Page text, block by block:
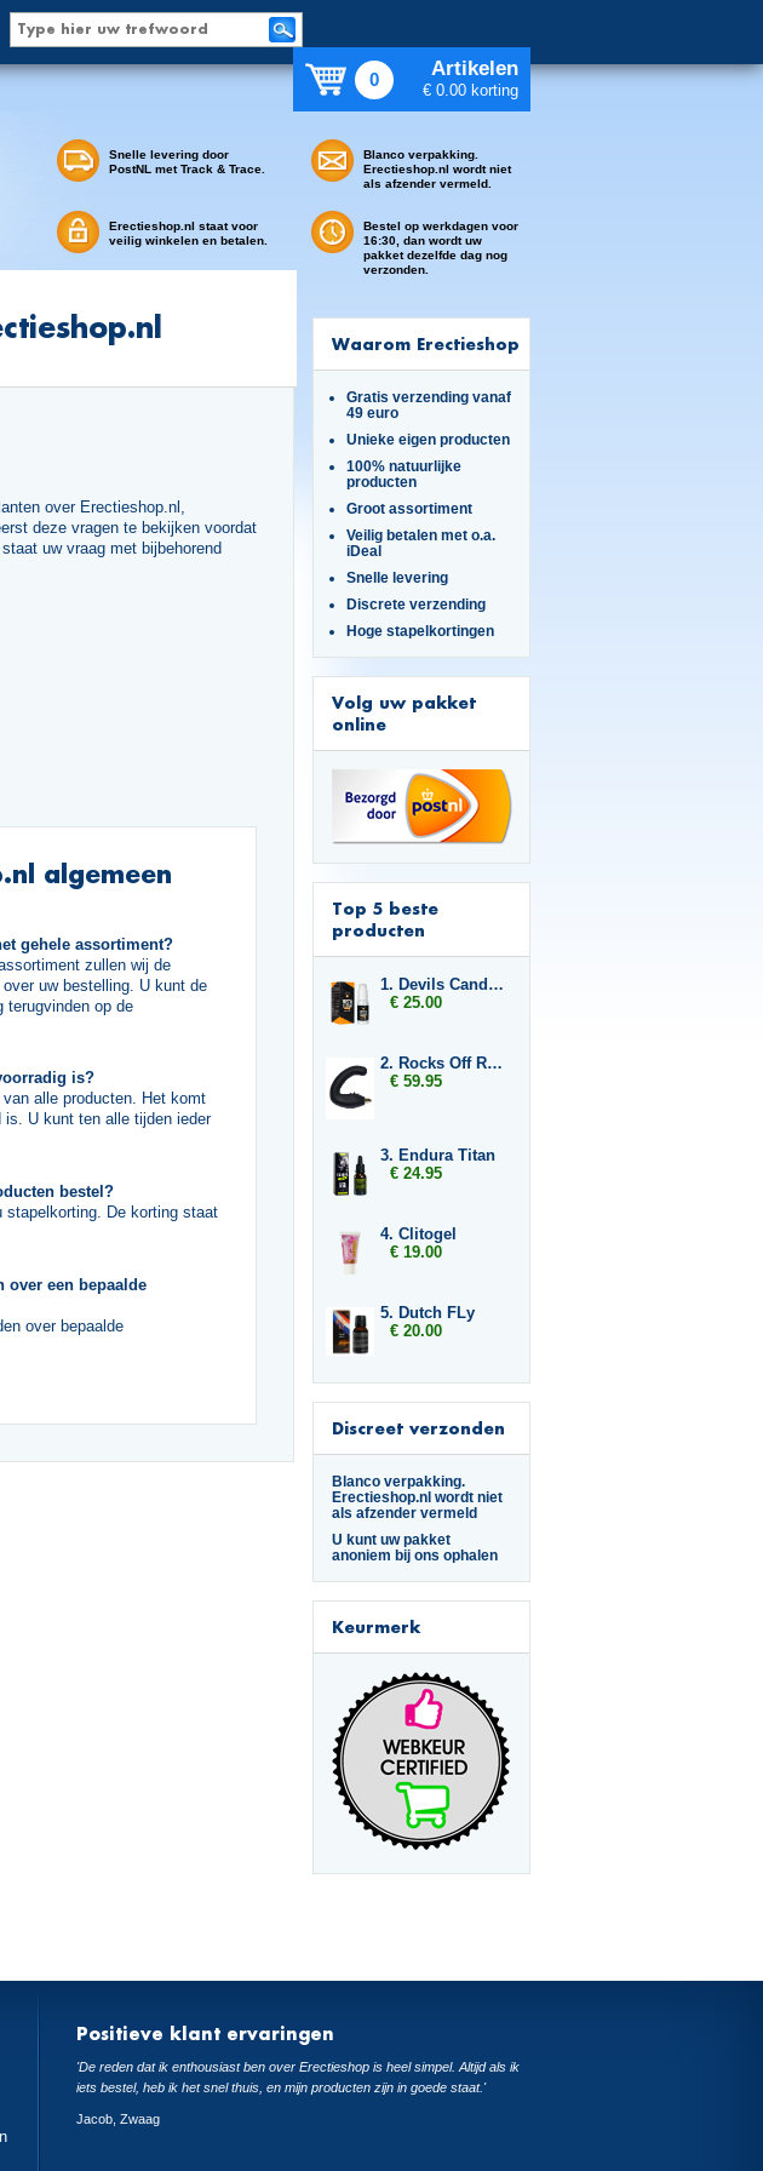
0 Artikelen
€ 0.00 korting
Snelle levering door
PostNL met Track & Trace.
Erectieshop.nl staat voor
veilig winkelen en betalen.
Blanco verpakking.
Erectieshop.nl wordt niet
als afzender vermeld.
Bestel op werkdagen voor
16:30, dan wordt uw
pakket dezelfde dag nog
verzonden.
over Erectieshop.nl,
deze vragen te bekijken voordat
uw vraag met bijbehorend
algemeen
gehele assortiment?
zullen wij de
uw bestelling. U kunt de
terugvinden op de
is?
alle producten. Het komt
U kunt ten alle tijden ieder
bestel?
stapelkorting. De korting staat
over een bepaalde
over bepaalde
Waarom Erectieshop
Gratis verzending vanaf
49 euro
Unieke eigen producten
100% natuurlijke
producten
Groot assortiment
Veilig betalen met o.a.
iDeal
Snelle levering
Discrete verzending
Hoge stapelkortingen
Volg uw pakket
online
Top 5 beste
producten
1. Devils Candy Erecta Cream
€ 25.00
2. Rocks Off Rude Boy
€ 59.95
3. Endura Titan
€ 24.95
4. Clitogel
€ 19.00
5. Dutch FLy
€ 20.00
Discreet verzonden
Blanco verpakking.
Erectieshop.nl wordt niet
als afzender vermeld
U kunt uw pakket
anoniem bij ons ophalen
Keurmerk
Positieve klant ervaringen
'De reden dat ik enthousiast ben over Erectieshop is heel simpel. Altijd als ik
iets bestel, heb ik het snel thuis, en mijn producten zijn in goede staat.'
Jacob, Zwaag